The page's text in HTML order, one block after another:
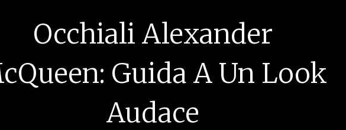
Occhiali Alexander
Guida A Un Look
Audace